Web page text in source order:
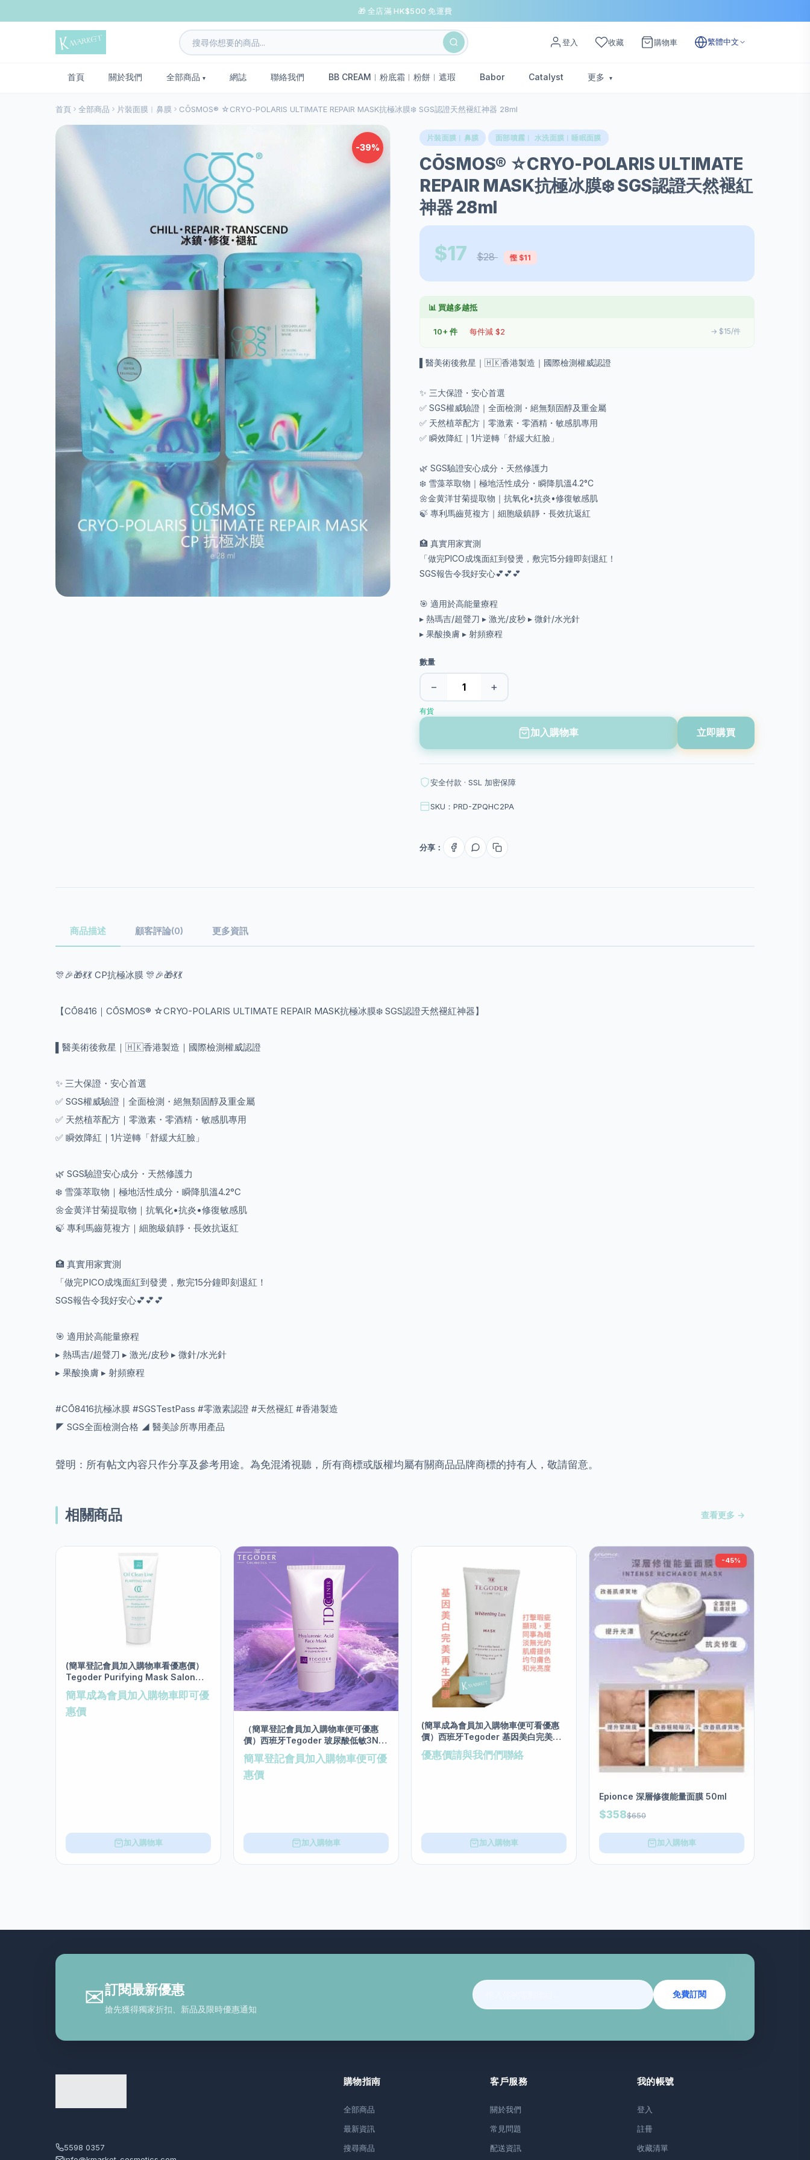
🎁 全店滿 HK$500 免運費
登入 收藏 購物車 繁體中文
首頁 關於我們 全部商品 網誌 聯絡我們 BB CREAM︱粉底霜︱粉餅︱遮瑕 Babor Catalyst 更多
首頁 全部商品 片裝面膜︱鼻膜 CŌSMOS®️ ☆CRYO-POLARIS ULTIMATE REPAIR MASK抗極冰膜❄️ SGS認證天然褪紅神器 28ml
-39%
片裝面膜︱鼻膜 面部噴霧︱ 水洗面膜︱睡眠面膜
CŌSMOS®️ ☆CRYO-POLARIS ULTIMATE
REPAIR MASK抗極冰膜❄️ SGS認證天然褪紅
神器 28ml
$17 $28 慳 $11
📊 買越多越抵
10+ 件 每件減 $2 → $15/件
▌醫美術後救星｜🇭🇰香港製造｜國際檢測權威認證
✨ 三大保證・安心首選
✅ SGS權威驗證｜全面檢測・絕無類固醇及重金屬
✅ 天然植萃配方｜零激素・零酒精・敏感肌專用
✅ 瞬效降紅｜1片逆轉「舒緩大紅臉」
🌿 SGS驗證安心成分・天然修護力
❄️ 雪藻萃取物｜極地活性成分・瞬降肌溫4.2°C
🌼金黄洋甘菊提取物｜抗氧化•抗炎•修復敏感肌
🍃 專利馬齒莧複方｜細胞級鎮靜・長效抗返紅
🏥 真實用家實測
「做完PICO成塊面紅到發燙，敷完15分鐘即刻退紅！
SGS報告令我好安心💕💕💕
🎯 適用於高能量療程
▸ 熱瑪吉/超聲刀 ▸ 激光/皮秒 ▸ 微針/水光針
▸ 果酸換膚 ▸ 射頻療程
數量
− +
有貨
加入購物車 立即購買
安全付款 · SSL 加密保障
SKU：PRD-ZPQHC2PA
分享：
商品描述 顧客評論(0) 更多資訊
🎊🎉🎁💃💃 CP抗極冰膜 🎊🎉🎁💃💃
【CŌ8416｜CŌSMOS®️ ☆CRYO-POLARIS ULTIMATE REPAIR MASK抗極冰膜❄️ SGS認證天然褪紅神器】
▌醫美術後救星｜🇭🇰香港製造｜國際檢測權威認證
✨ 三大保證・安心首選
✅ SGS權威驗證｜全面檢測・絕無類固醇及重金屬
✅ 天然植萃配方｜零激素・零酒精・敏感肌專用
✅ 瞬效降紅｜1片逆轉「舒緩大紅臉」
🌿 SGS驗證安心成分・天然修護力
❄️ 雪藻萃取物｜極地活性成分・瞬降肌溫4.2°C
🌼金黄洋甘菊提取物｜抗氧化•抗炎•修復敏感肌
🍃 專利馬齒莧複方｜細胞級鎮靜・長效抗返紅
🏥 真實用家實測
「做完PICO成塊面紅到發燙，敷完15分鐘即刻退紅！
SGS報告令我好安心💕💕💕
🎯 適用於高能量療程
▸ 熱瑪吉/超聲刀 ▸ 激光/皮秒 ▸ 微針/水光針
▸ 果酸換膚 ▸ 射頻療程
#CŌ8416抗極冰膜 #SGSTestPass #零激素認證 #天然褪紅 #香港製造
◤ SGS全面檢測合格 ◢ 醫美診所專用產品
聲明：所有帖文內容只作分享及參考用途。為免混淆視聽，所有商標或版權均屬有關商品品牌商標的持有人，敬請留意。
相關商品 查看更多 →
(簡單登記會員加入購物車看優惠價）
Tegoder Purifying Mask Salon
size 200ml
簡單成為會員加入購物車即可優
惠價
加入購物車
（簡單登記會員加入購物車便可優惠
價）西班牙Tegoder 玻尿酸低敏3N面
膜 salon size 200ml
簡單登記會員加入購物車便可優
惠價
加入購物車
(簡單成為會員加入購物車便可看優惠
價）西班牙Tegoder 基因美白完美再
生面膜 salon size 200ml
優惠價請與我們們聯絡
加入購物車
-45%
Epionce 深層修復能量面膜 50ml
$358$650
加入購物車
✉訂閱最新優惠
搶先獲得獨家折扣、新品及限時優惠通知
免費訂閱
5598 0357
購物指南
全部商品
最新資訊
搜尋商品
客戶服務
關於我們
常見問題
配送資訊
我的帳號
登入
註冊
收藏清單